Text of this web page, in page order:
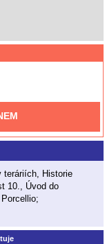
teráriích, Historie
10., Úvod do